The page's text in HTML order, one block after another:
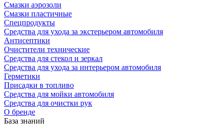
Смазки аэрозоли
Смазки пластичные
Спецпродукты
Средства для ухода за экстерьером автомобиля
Антисептики
Очистители технические
Средства для стекол и зеркал
Средства для ухода за интерьером автомобиля
Герметики
Присадки в топливо
Средства для мойки автомобиля
Средства для очистки рук
О бренде
База знаний